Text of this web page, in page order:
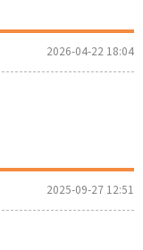
2026-04-22 18:04
2025-09-27 12:51